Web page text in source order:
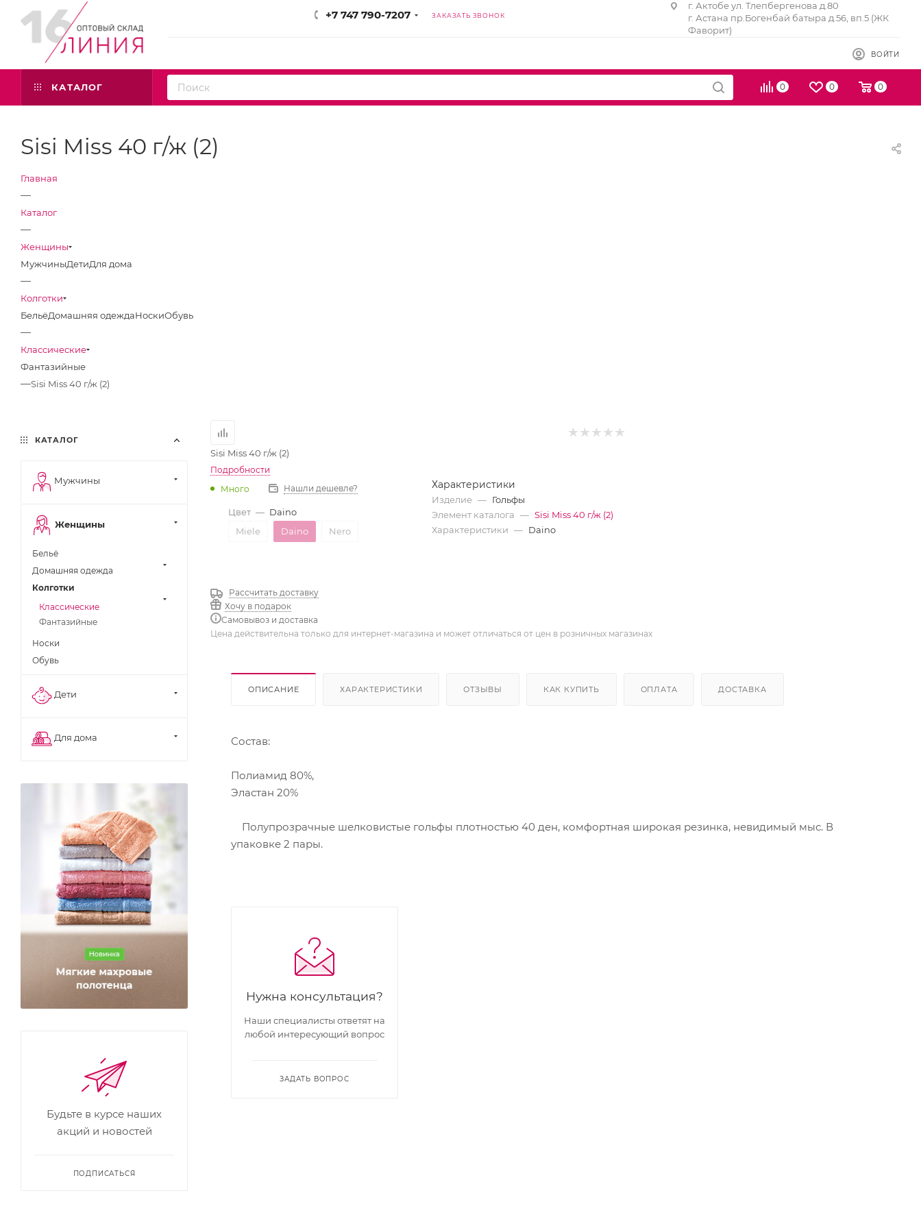
+7 747 790-7207 ЗАКАЗАТЬ ЗВОНОК
г. Актобе ул. Тлепбергенова д.80
г. Астана пр.Богенбай батыра д.56, вп.5 (ЖК
Фаворит)
ВОЙТИ
0 0 0
КАТАЛОГ
Sisi Miss 40 г/ж (2)
Главная
—
Каталог
—
Женщины
МужчиныДетиДля дома
—
Колготки
БельёДомашняя одеждаНоскиОбувь
—
Классические
Фантазийные
—Sisi Miss 40 г/ж (2)
Sisi Miss 40 г/ж (2)
Подробности
Много
Нашли дешевле?
Цвет — Daino
Miele
Daino Nero
Рассчитать доставку
Хочу в подарок
Самовывоз и доставка
Характеристики
Изделие — Гольфы
Элемент каталога — Sisi Miss 40 г/ж (2)
Характеристики — Daino
Цена действительна только для интернет-магазина и может отличаться от цен в розничных магазинах
ОПИСАНИЕ ХАРАКТЕРИСТИКИ ОТЗЫВЫ КАК КУПИТЬ ОПЛАТА ДОСТАВКА
Состав:
Полиамид 80%,
Эластан 20%
Полупрозрачные шелковистые гольфы плотностью 40 ден, комфортная широкая резинка, невидимый мыс. В
упаковке 2 пары.
Нужна консультация?
Наши специалисты ответят на
любой интересующий вопрос
ЗАДАТЬ ВОПРОС
КАТАЛОГ
Мужчины
Женщины
Бельё
Домашняя одежда
Колготки
Классические
Фантазийные
Носки
Обувь
Дети
Для дома
Будьте в курсе наших
акций и новостей
ПОДПИСАТЬСЯ